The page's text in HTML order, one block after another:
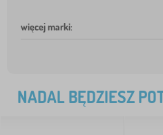
więcej marki:
NADAL BĘDZIESZ